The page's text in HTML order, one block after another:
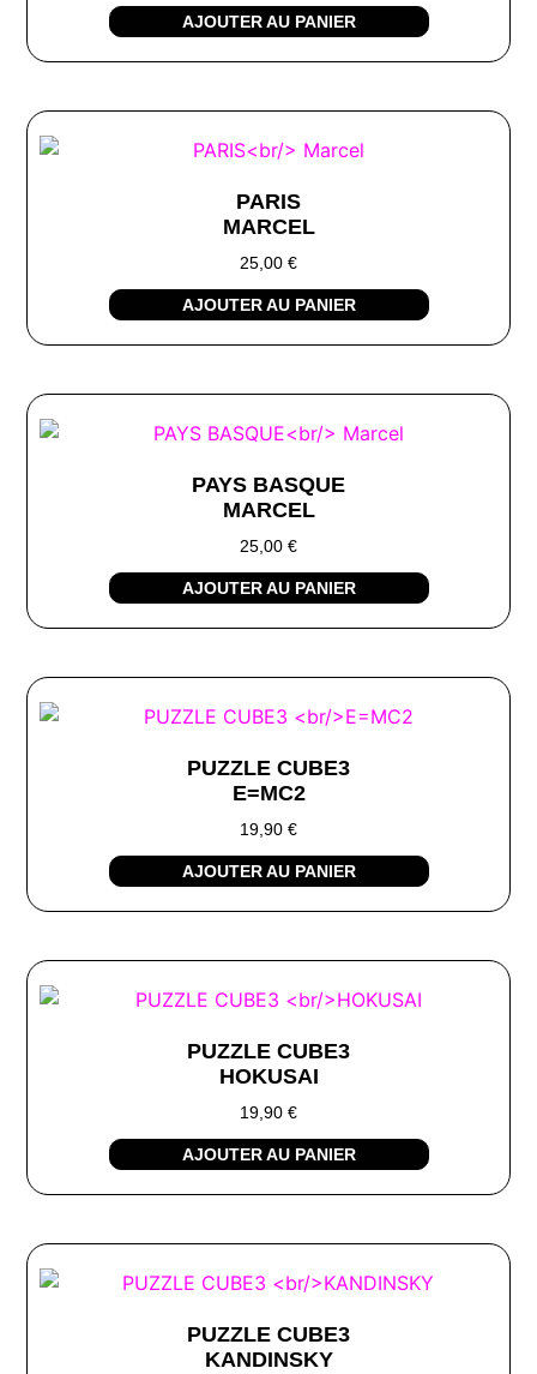
AJOUTER AU PANIER
PARIS
MARCEL
25,00 €
AJOUTER AU PANIER
PAYS BASQUE
MARCEL
25,00 €
AJOUTER AU PANIER
PUZZLE CUBE3
E=MC2
19,90 €
AJOUTER AU PANIER
PUZZLE CUBE3
HOKUSAI
19,90 €
AJOUTER AU PANIER
PUZZLE CUBE3
KANDINSKY